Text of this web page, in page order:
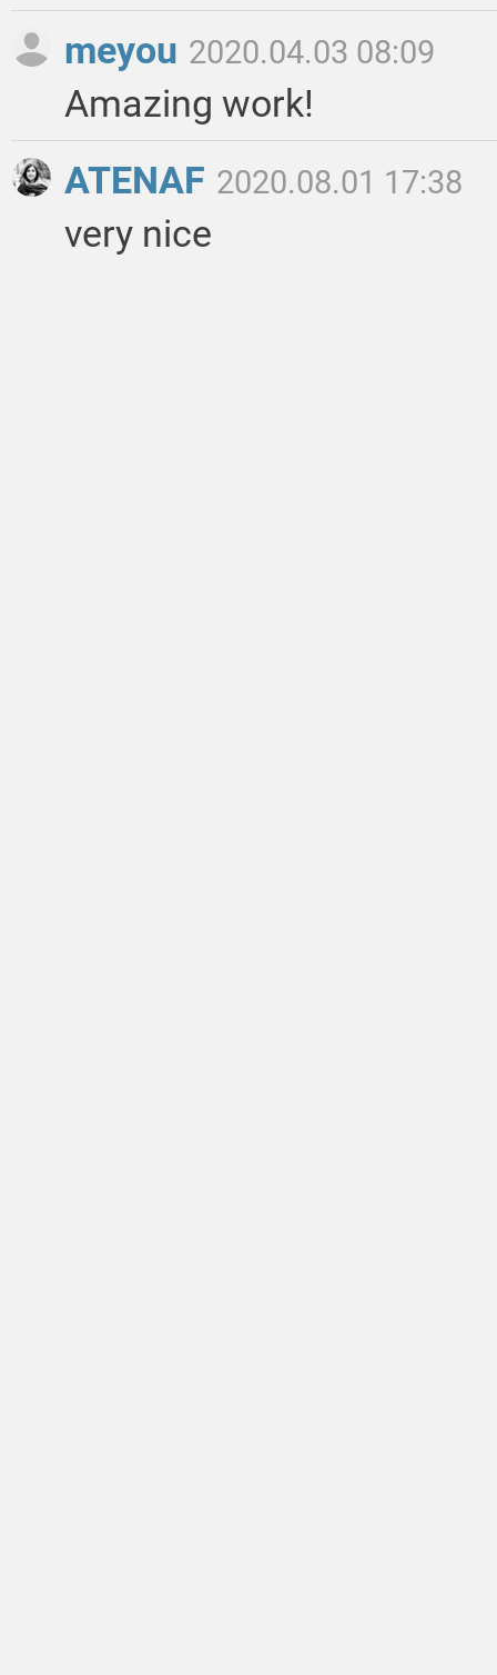
meyou 2020.04.03 08:09
Amazing work!
ATENAF 2020.08.01 17:38
very nice